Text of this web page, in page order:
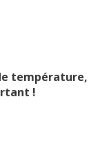
température,
!